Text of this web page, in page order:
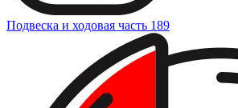
Подвеска и ходовая часть 189